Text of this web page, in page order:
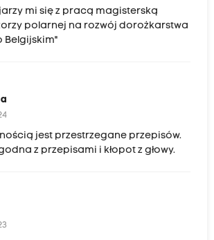
mi się z pracą magisterską
zorzy polarnej na rozwój dorożkarstwa
Belgijskim"
jest przestrzegane przepisów.
z przepisami i kłopot z głowy.